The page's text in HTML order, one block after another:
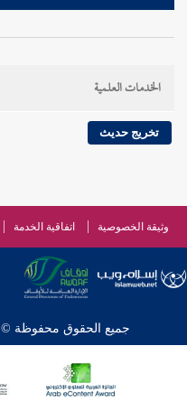
الخدمات العلمية
تخريج حديث
وثيقة الخصوصية اتفاقية الخدمة
جميع الحقوق محفوظة © 2026 - 1998 لشبكة إسلام ويب